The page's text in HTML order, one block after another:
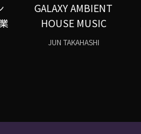
GALAXY AMBIENT
HOUSE MUSIC
JUN TAKAHASHI